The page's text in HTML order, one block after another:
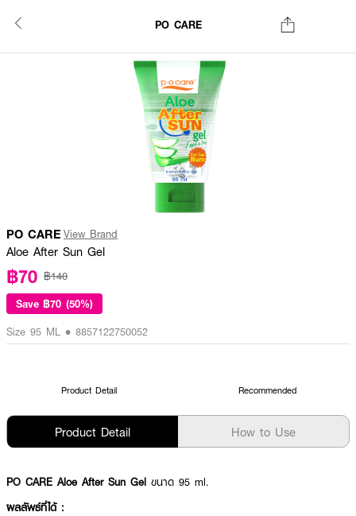
PO CARE
PO CARE View Brand
Aloe After Sun Gel
฿70 ฿140
Save ฿70 (50%)
Size 95 ML • 8857122750052
Product Detail Recommended
Product Detail How to Use
PO CARE Aloe After Sun Gel ขนาด 95 ml.
ผลลัพธ์ที่ได้ :